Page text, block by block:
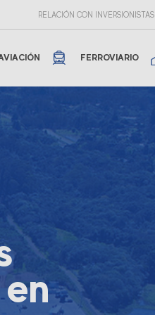
RELACIÓN CON INVERSIONISTAS
FERROVIARIO